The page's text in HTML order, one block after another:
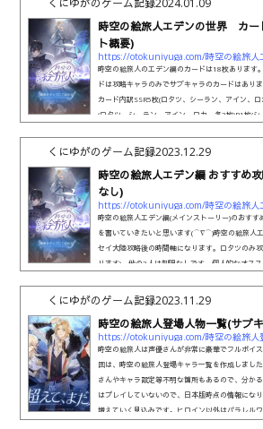
くにゆがのゲーム記録2024.01.09
時空の絵旅人エデンの世界 カ
ト概要)
時空の絵旅人のエデン編のカードは18枚あります
ドは攻略キャラのみでサブキャラのカードはあり
カード内訳SSR5枚(ロタツ、シーラン、アイン、
(ロタツ、シーラン、アイン、ロカ、各3枚)R1枚(
ーランだけRを作ったのか謎です(;^ω^)SRとSSRに
くにゆがのゲーム記録2023.12.29
時空の絵旅人エデン編 おすすめ
なし)
時空の絵旅人エデン編(メインストーリー)のおすす
を書いていきたいと思います(⌒∇⌒)時空の絵旅人
セイ大陸攻略後の時間軸になります。ロタツのみ
ります)。他の3人は制限なしです。個人的なオス
す。アインとシーランは逆でもそこまで影響ない
くにゆがのゲーム記録2023.11.29
時空の絵旅人登場人物一覧(サブ
時空の絵旅人は声優さんが非常に豪華でフルボイ
回は、時空の絵旅人登場キャラ一覧を作成しまし
さんやキャラ設定等不明な箇所もあるので、分か
はプレイしていないので、日本版時点の情報にな
増えていく見込みです。ヒロイン以外はパラレル